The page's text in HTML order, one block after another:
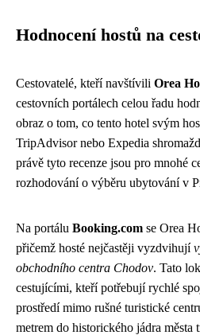
Hodnocení hostů na
Cestovatelé, kteří navštívili Orea
cestovních portálech celou řadu
obraz o tom, co tento hotel svým
TripAdvisor nebo Expedia
právě tyto recenze jsou pro mnohé
rozhodování o výběru ubytování v
Na portálu Booking.com se Orea
přičemž hosté nejčastěji vyzdvihují
obchodního centra Chodov. Tato
cestujícími, kteří potřebují rychlé
prostředí mimo rušné turistické
metrem do historického jádra